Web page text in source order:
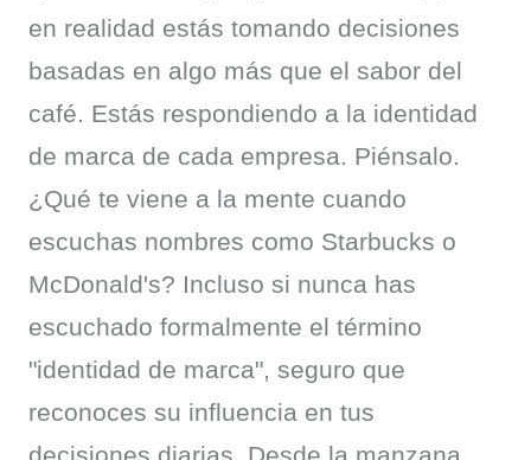
en realidad estás tomando decisiones
basadas en algo más que el sabor del
café. Estás respondiendo a la identidad
de marca de cada empresa. Piénsalo.
¿Qué te viene a la mente cuando
escuchas nombres como Starbucks o
McDonald's? Incluso si nunca has
escuchado formalmente el término
"identidad de marca", seguro que
reconoces su influencia en tus